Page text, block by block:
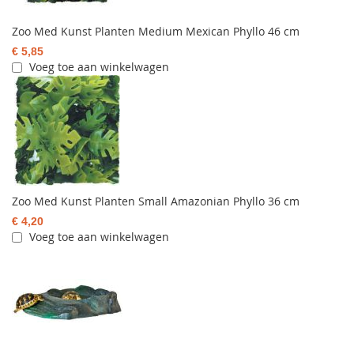
Zoo Med Kunst Planten Medium Mexican Phyllo 46 cm
€ 5,85
Voeg toe aan winkelwagen
Zoo Med Kunst Planten Small Amazonian Phyllo 36 cm
€ 4,20
Voeg toe aan winkelwagen